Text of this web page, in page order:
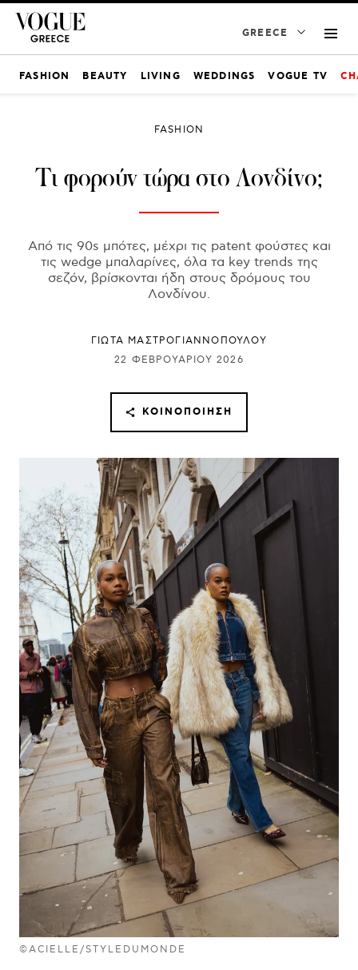
GREECE
FASHION BEAUTY LIVING WEDDINGS VOGUE TV
©ACIELLE/STYLEDUMONDE
FASHION
Τι φορούν τώρα στο Λονδίνο;
Από τις 90s μπότες, μέχρι τις patent φούστες και
τις wedge μπαλαρίνες, όλα τα key trends της
σεζόν, βρίσκονται ήδη στους δρόμους του
Λονδίνου.
ΓΙΩΤΑ ΜΑΣΤΡΟΓΙΑΝΝΟΠΟΥΛΟΥ
22 ΦΕΒΡΟΥΑΡΊΟΥ 2026
ΚΟΙΝΟΠΟΊΗΣΗ